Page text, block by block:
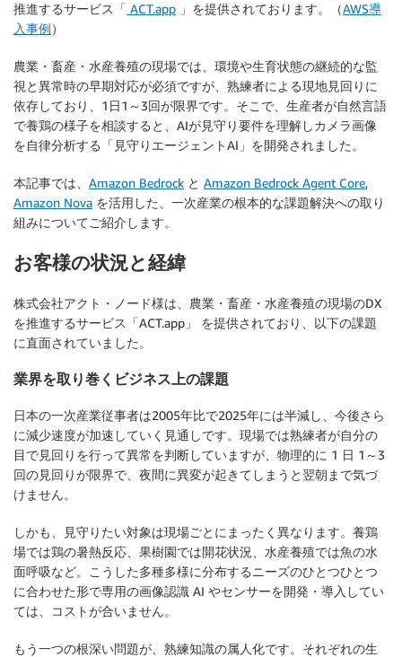
推進するサービス「 ACT.app 」を提供されております。（AWS導
入事例）
農業・畜産・水産養殖の現場では、環境や生育状態の継続的な監
視と異常時の早期対応が必須ですが、熟練者による現地見回りに
依存しており、1日1～3回が限界です。そこで、生産者が自然言語
で養鶏の様子を相談すると、AIが見守り要件を理解しカメラ画像
を自律分析する「見守りエージェントAI」を開発されました。
本記事では、 Amazon Bedrock と Amazon Bedrock Agent Core,
Amazon Nova を活用した、一次産業の根本的な課題解決への取り
組みについてご紹介します。
お客様の状況と経緯
株式会社アクト・ノード様は、農業・畜産・水産養殖の現場のDX
を推進するサービス「ACT.app」 を提供されており、以下の課題
に直面されていました。
業界を取り巻くビジネス上の課題
日本の一次産業従事者は2005年比で2025年には半減し、今後さら
に減少速度が加速していく見通しです。現場では熟練者が自分の
目で見回りを行って異常を判断していますが、物理的に 1 日 1～3
回の見回りが限界で、夜間に異変が起きてしまうと翌朝まで気づ
けません。
しかも、見守りたい対象は現場ごとにまったく異なります。養鶏
場では鶏の暑熱反応、果樹園では開花状況、水産養殖では魚の水
面呼吸など。こうした多種多様に分布するニーズのひとつひとつ
に合わせた形で専用の画像認識 AI やセンサーを開発・導入してい
ては、コストが合いません。
もう一つの根深い問題が、熟練知識の属人化です。それぞれの生